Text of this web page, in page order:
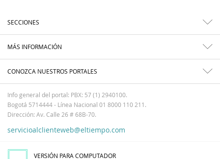
SECCIONES
MÁS INFORMACIÓN
CONOZCA NUESTROS PORTALES
Info general del portal: PBX: 57 (1) 2940100.
Bogotá 5714444 - Línea Nacional 01 8000 110 211.
Dirección: Av. Calle 26 # 68B-70.
servicioalclienteweb@eltiempo.com
VERSIÓN PARA COMPUTADOR